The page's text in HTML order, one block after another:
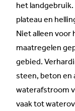
het
plateau en
Niet alleen voor
maatregelen
gebied.
steen, beton en
waterafstroom
vaak tot